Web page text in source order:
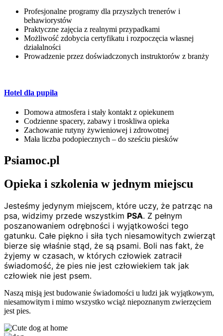
Profesjonalne programy dla przyszłych trenerów i
behawiorystów
Praktyczne zajęcia z realnymi przypadkami
Możliwość zdobycia certyfikatu i rozpoczęcia własnej
działalności
Prowadzenie przez doświadczonych instruktorów z branży
Hotel dla pupila
Domowa atmosfera i stały kontakt z opiekunem
Codzienne spacery, zabawy i troskliwa opieka
Zachowanie rutyny żywieniowej i zdrowotnej
Mała liczba podopiecznych – do sześciu piesków
Psiamoc.pl
Opieka i szkolenia w jednym miejscu
Jesteśmy jedynym miejscem, które uczy, że patrząc na
psa, widzimy przede wszystkim PSA. Z pełnym
poszanowaniem odrębności i wyjątkowości tego
gatunku. Całe piękno i siła tych niesamowitych zwierząt
bierze się właśnie stąd, że są psami. Boli nas fakt, że
żyjemy w czasach, w których człowiek zatracił
świadomość, że pies nie jest człowiekiem tak jak
człowiek nie jest psem.
Naszą misją jest budowanie świadomości u ludzi jak wyjątkowym,
niesamowitym i mimo wszystko wciąż niepoznanym zwierzęciem
jest pies.